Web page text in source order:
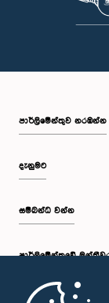
පාර්ලි‌මේන්තුව නරඹන්න
දැනුමට
සම්බන්ධ වන්න
පාර්ලි‌මේන්තුවේ
මුල් පිටුව